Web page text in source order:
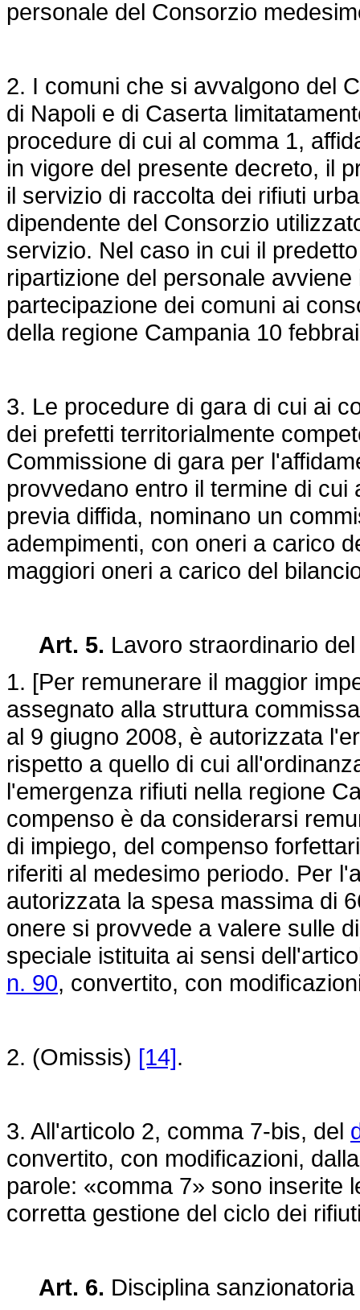
personale del Consorzio
2. I comuni che si avvalgono del
di Napoli e di Caserta
procedure di cui al comma 1,
in vigore del presente decreto, il
il servizio di raccolta dei rifiuti
dipendente del Consorzio
servizio. Nel caso in cui il
ripartizione del personale
partecipazione dei comuni ai
della regione Campania 10
3. Le procedure di gara di cui ai
dei prefetti territorialmente
Commissione di gara per
provvedano entro il termine di
previa diffida, nominano un
adempimenti, con oneri a carico
maggiori oneri a carico del
Art. 5. Lavoro straordinario
1. [Per remunerare il maggior
assegnato alla struttura
al 9 giugno 2008, è autorizzata
rispetto a quello di cui
l'emergenza rifiuti nella regione
compenso è da considerarsi
di impiego, del compenso
riferiti al medesimo periodo. Per
autorizzata la spesa massima di
onere si provvede a valere sulle
speciale istituita ai sensi
n. 90, convertito, con
2. (Omissis) [14].
3. All'articolo 2, comma 7-bis, del
convertito, con modificazioni,
parole: «comma 7» sono inserite
corretta gestione del ciclo dei
Art. 6. Disciplina sanzionatoria